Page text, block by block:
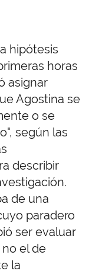
hipótesis
horas
asignar
Agostina se
o se
según las
describir
de una
paradero
ser evaluar
el de
la